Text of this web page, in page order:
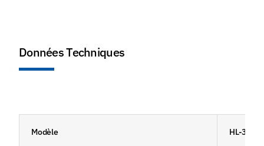
Données Techniques
Modèle HL-